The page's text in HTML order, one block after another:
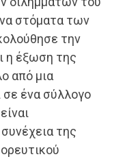
στόματα των
την
η έξωση της
από μια
σε ένα σύλλογο
της